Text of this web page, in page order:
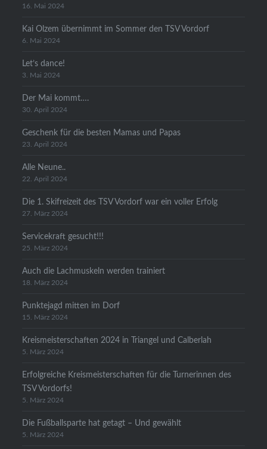
16. Mai 2024
Kai Olzem übernimmt im Sommer den TSV Vordorf
6. Mai 2024
Let’s dance!
3. Mai 2024
Der Mai kommt….
30. April 2024
Geschenk für die besten Mamas und Papas
23. April 2024
Alle Neune..
22. April 2024
Die 1. Skifreizeit des TSV Vordorf war ein voller Erfolg
27. März 2024
Servicekraft gesucht!!!
25. März 2024
Auch die Lachmuskeln werden trainiert
18. März 2024
Punktejagd mitten im Dorf
15. März 2024
Kreismeisterschaften 2024 in Triangel und Calberlah
5. März 2024
Erfolgreiche Kreismeisterschaften für die Turnerinnen des
TSV Vordorfs!
5. März 2024
Die Fußballsparte hat getagt – Und gewählt
5. März 2024